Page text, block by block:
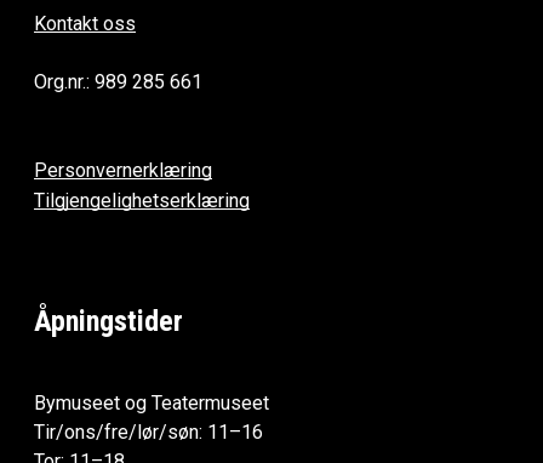
Kontakt oss
Org.nr.: 989 285 661
Personvernerklæring
Tilgjengelighetserklæring
Åpningstider
Bymuseet og Teatermuseet
Tir/ons/fre/lør/søn: 11–16